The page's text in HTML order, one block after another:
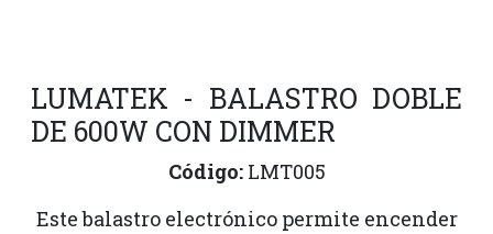
LUMATEK - BALASTRO DOBLE
DE 600W CON DIMMER
Código:LMT005
Este balastro electrónico permite encender